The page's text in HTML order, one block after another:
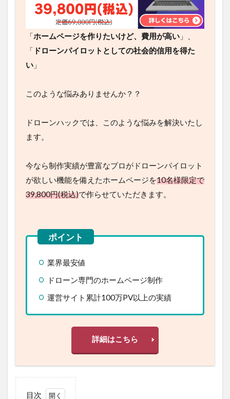
「ホームページを作りたいけど、費用が高い」、
「 ドローンパイロットとしての社会的信用を得た
い
このような悩みありませんか？？
ドローンハックでは、このような悩みを解決いた
します。
今なら制作実績が豊富なプロがドローンパイロッ
トが欲しい機能を備えたホームページを10名様限
定で39,800円(税込) で作らせていただきます。
業界最安値
ドローン専門のホームページ制作
運営サイト累計100万PV以上の実績
詳細はこちら
目次